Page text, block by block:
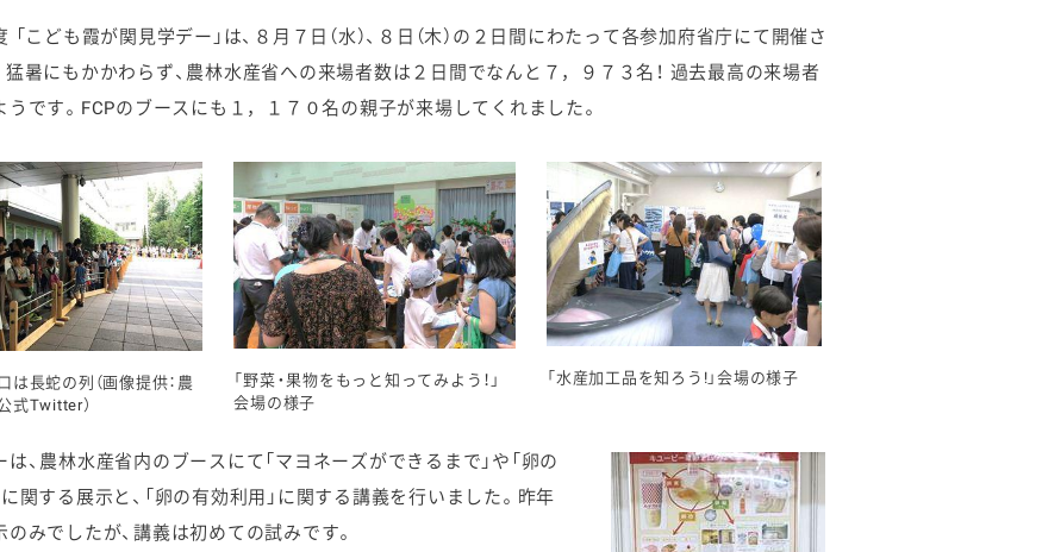
「こども霞が関見学デー」は、８月７日（水）、８日（木）の２日間にわたって各参加府省庁にて開催さ
猛暑にもかかわらず、農林水産省への来場者数は２日間でなんと７，９７３名！ 過去最高の来場者
うです。FCPのブースにも１，１７０名の親子が来場してくれました。
は長蛇の列（画像提供：農
式Twitter）
「野菜・果物をもっと知ってみよう！」
会場の様子
「水産加工品を知ろう!」会場の様子
は、農林水産省内のブースにて「マヨネーズができるまで」や「卵の
関する展示と、「卵の有効利用」に関する講義を行いました。昨年
のみでしたが、講義は初めての試みです。